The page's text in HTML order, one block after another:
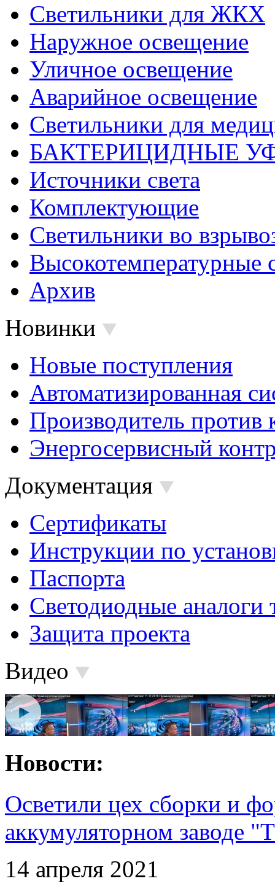
Светильники для ЖКХ
Наружное освещение
Уличное освещение
Аварийное освещение
Светильники для
БАКТЕРИЦИДНЫЕ
Источники света
Комплектующие
Светильники во
Высокотемпературные
Архив
Новинки
Новые поступления
Автоматизированная
Производитель против
Энергосервисный
Документация
Сертификаты
Инструкции по
Паспорта
Светодиодные аналоги
Защита проекта
Видео
Новости:
Осветили цех сборки и
аккумуляторном заводе
14 апреля 2021